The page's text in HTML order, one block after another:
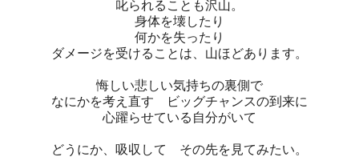
叱られることも沢山。
身体を壊したり
何かを失ったり
ダメージを受けることは、山ほどあります。
悔しい悲しい気持ちの裏側で
なにかを考え直す ビッグチャンスの到来に
心躍らせている自分がいて
どうにか、吸収して その先を見てみたい。